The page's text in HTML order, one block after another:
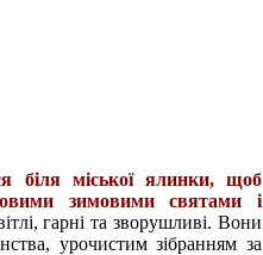
біля міської ялинки, щоб
зимовими святами і
гарні та зворушливі. Вони
урочистим зібранням за